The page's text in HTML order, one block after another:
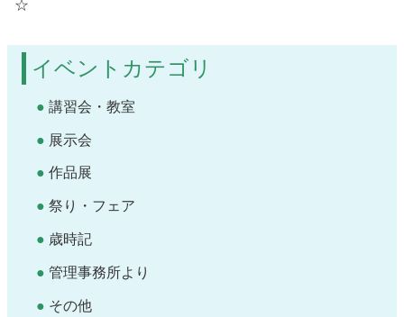
☆
イベントカテゴリ
講習会・教室
展示会
作品展
祭り・フェア
歳時記
管理事務所より
その他